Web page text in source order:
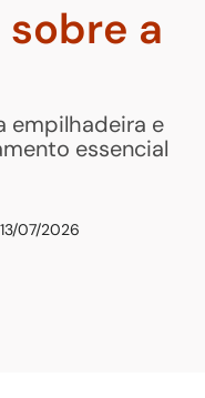
a
empilhadeira e
essencial
13/07/2026